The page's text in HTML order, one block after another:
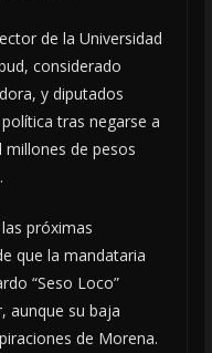
de la Universidad
considerado
y diputados
tras negarse a
de pesos
próximas
que la mandataria
“Seso Loco”
aunque su baja
de Morena.